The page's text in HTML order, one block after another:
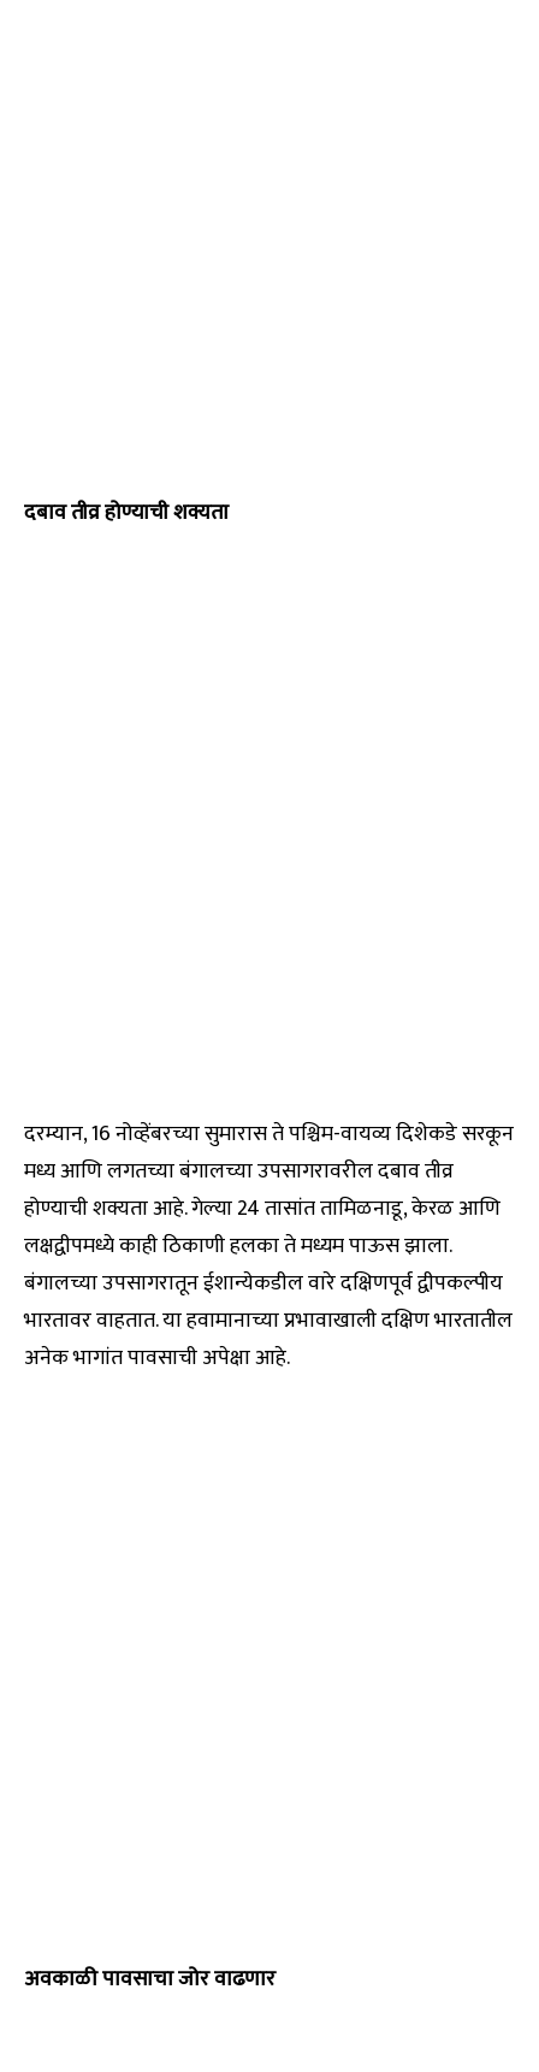
दबाव तीव्र होण्याची शक्यता
दरम्यान, 16 नोव्हेंबरच्या सुमारास ते पश्चिम-वायव्य दिशेकडे सरकून
मध्य आणि लगतच्या बंगालच्या उपसागरावरील दबाव तीव्र
होण्याची शक्यता आहे. गेल्या 24 तासांत तामिळनाडू, केरळ आणि
लक्षद्वीपमध्ये काही ठिकाणी हलका ते मध्यम पाऊस झाला.
बंगालच्या उपसागरातून ईशान्येकडील वारे दक्षिणपूर्व द्वीपकल्पीय
भारतावर वाहतात. या हवामानाच्या प्रभावाखाली दक्षिण भारतातील
अनेक भागांत पावसाची अपेक्षा आहे.
अवकाळी पावसाचा जोर वाढणार